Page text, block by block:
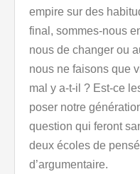
empire sur des
final, sommes-nous
nous de changer ou
nous ne faisons que
mal y a-t-il ? Est-ce
poser notre
question qui feront
deux écoles de
d’argumentaire.